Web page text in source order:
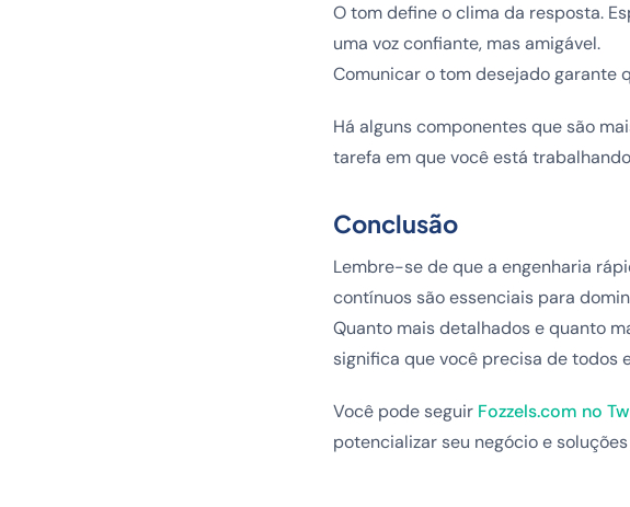
O tom define o clima da resposta.
uma voz confiante, mas amigável.
Comunicar o tom desejado garante
Há alguns componentes que são
tarefa em que você está
Conclusão
Lembre-se de que a engenharia
contínuos são essenciais para
Quanto mais detalhados e quanto
significa que você precisa de todos
Você pode seguir Fozzels.com no
potencializar seu negócio e